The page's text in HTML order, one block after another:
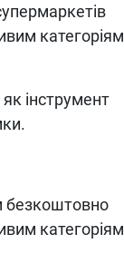
категоріям
інструмент
безкоштовно
категоріям